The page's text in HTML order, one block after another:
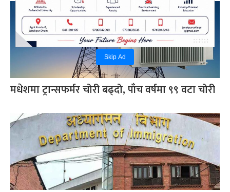
Skip Ad
मधेशमा ट्रान्सफर्मर चोरी बढ्दो, पाँच वर्षमा ९९ वटा चोरी